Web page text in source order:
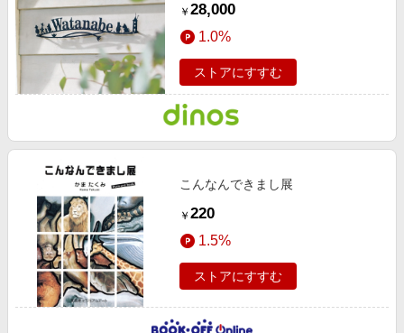
￥ 28,000
1.0%
ストアにすすむ
こんなんできまし展
￥ 220
1.5%
ストアにすすむ